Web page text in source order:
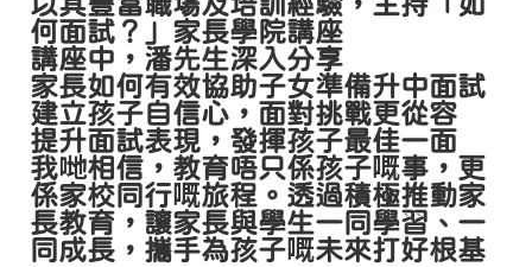
何面試？」家長學院講座
講座中，潘先生深入分享
家長如何有效協助子女準備升中面試
建立孩子自信心，面對挑戰更從容
提升面試表現，發揮孩子最佳一面
我哋相信，教育唔只係孩子嘅事，更
係家校同行嘅旅程。透過積極推動家
長教育，讓家長與學生一同學習、一
同成長，攜手為孩子嘅未來打好根基